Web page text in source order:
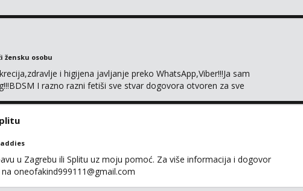
žensku osobu
i higijena javljanje preko WhatsApp,Viber!!!Ja sam
I razno razni fetiši sve stvar dogovora otvoren za sve
u Zagrebu ili Splitu uz moju pomoć. Za više informacija i dogovor
oneofakind999111@gmail.com